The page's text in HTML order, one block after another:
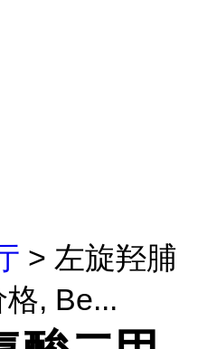
> 左旋羟脯
, Be...